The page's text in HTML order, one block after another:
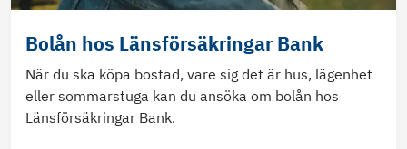
Bolån hos Länsförsäkringar Bank
När du ska köpa bostad, vare sig det är hus, lägenhet
eller sommarstuga kan du ansöka om bolån hos
Länsförsäkringar Bank.